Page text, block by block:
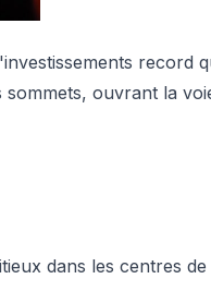
record
ouvrant la
dans les centres